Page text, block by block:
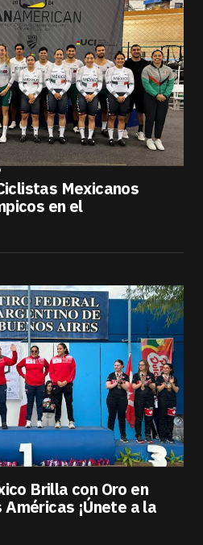
Mexicanos
en el
Brilla con Oro en
¡Únete a la